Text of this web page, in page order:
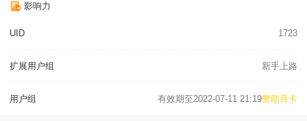
影响力
UID 1723
扩展用户组 新手上路
用户组 有效期至2022-07-11 21:19赞助月卡